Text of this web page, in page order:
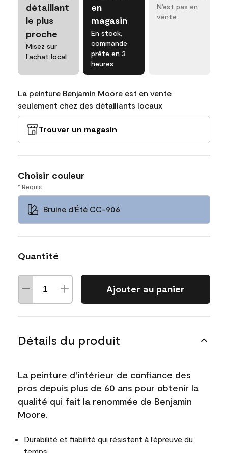
détaillant
le plus
proche
Misez sur
l’achat local
en
magasin
En stock,
commande
prête en 3
heures
N’est pas en
vente
La peinture Benjamin Moore est en vente
seulement chez des détaillants locaux
Trouver un magasin
Choisir couleur
* Requis
Bruine d'Été CC-906
Quantité
Ajouter au panier
Détails du produit
La peinture d'intérieur de confiance des
pros depuis plus de 60 ans pour obtenir la
qualité qui fait la renommée de Benjamin
Moore.
Durabilité et fiabilité qui résistent à l’épreuve du
temps